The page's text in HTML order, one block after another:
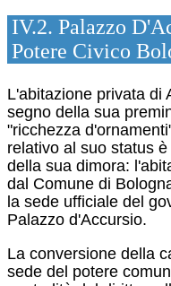
IV.2. Palazzo
Potere Civico
L'abitazione privata di
segno della sua
"ricchezza
relativo al suo status
della sua dimora:
dal Comune di
la sede ufficiale del
Palazzo d'Accursio.
La conversione della
sede del potere